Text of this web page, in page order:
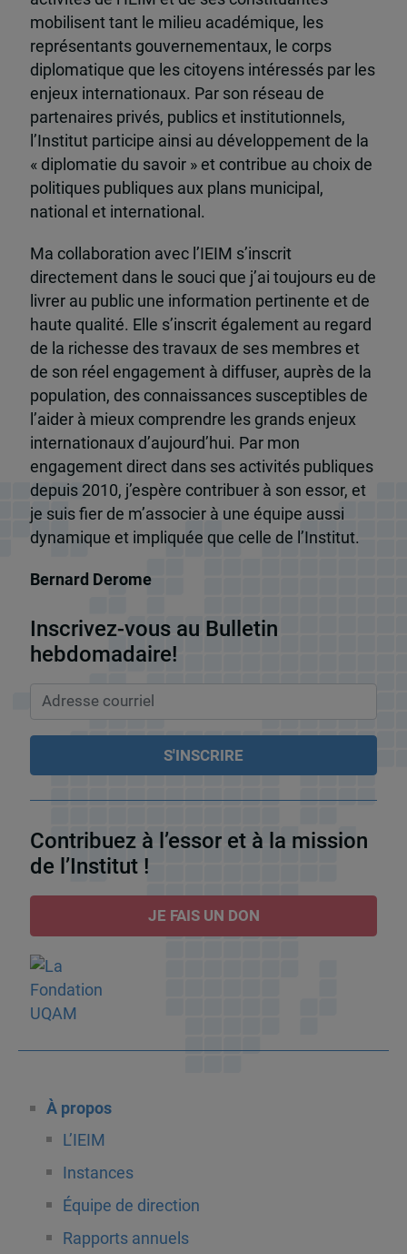
mobilisent tant le milieu académique, les
représentants gouvernementaux, le corps
diplomatique que les citoyens intéressés par les
enjeux internationaux. Par son réseau de
partenaires privés, publics et institutionnels,
l’Institut participe ainsi au développement de la
« diplomatie du savoir » et contribue au choix de
politiques publiques aux plans municipal,
national et international.
Ma collaboration avec l’IEIM s’inscrit
directement dans le souci que j’ai toujours eu de
livrer au public une information pertinente et de
haute qualité. Elle s’inscrit également au regard
de la richesse des travaux de ses membres et
de son réel engagement à diffuser, auprès de la
population, des connaissances susceptibles de
l’aider à mieux comprendre les grands enjeux
internationaux d’aujourd’hui. Par mon
engagement direct dans ses activités publiques
depuis 2010, j’espère contribuer à son essor, et
je suis fier de m’associer à une équipe aussi
dynamique et impliquée que celle de l’Institut.
Bernard Derome
Inscrivez-vous au Bulletin
hebdomadaire!
Contribuez à l’essor et à la mission
de l’Institut !
JE FAIS UN DON
À propos
L’IEIM
Instances
Équipe de direction
Rapports annuels